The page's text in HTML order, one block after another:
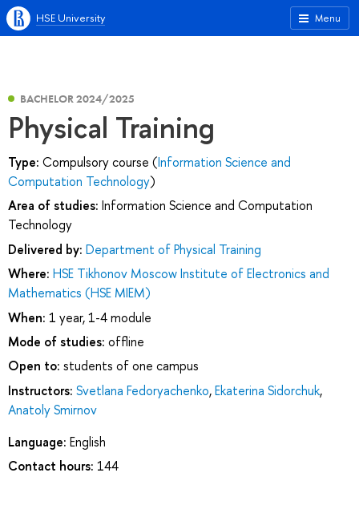
Menu
HSE University
BACHELOR 2024/2025
Physical Training
Type: Compulsory course (Information Science and
Computation Technology)
Area of studies: Information Science and Computation
Technology
Delivered by: Department of Physical Training
Where: HSE Tikhonov Moscow Institute of Electronics and
Mathematics (HSE MIEM)
When: 1 year, 1-4 module
Mode of studies: offline
Open to: students of one campus
Instructors: Svetlana Fedoryachenko,Ekaterina Sidorchuk,
Anatoly Smirnov
Language: English
Contact hours: 144